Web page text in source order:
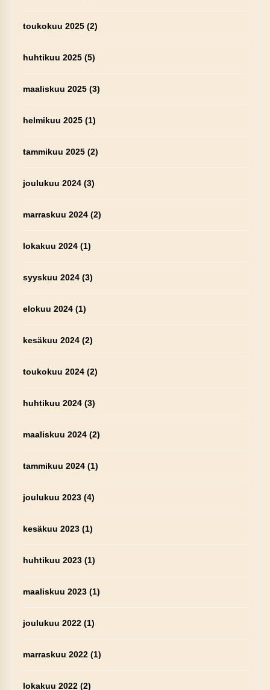
toukokuu 2025(2)
huhtikuu 2025(5)
maaliskuu 2025(3)
helmikuu 2025(1)
tammikuu 2025(2)
joulukuu 2024(3)
marraskuu 2024(2)
lokakuu 2024(1)
syyskuu 2024(3)
elokuu 2024(1)
kesäkuu 2024(2)
toukokuu 2024(2)
huhtikuu 2024(3)
maaliskuu 2024(2)
tammikuu 2024(1)
joulukuu 2023(4)
kesäkuu 2023(1)
huhtikuu 2023(1)
maaliskuu 2023(1)
joulukuu 2022(1)
marraskuu 2022(1)
lokakuu 2022(2)